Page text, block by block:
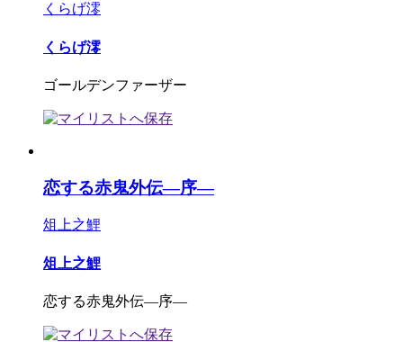
くらげ澪
くらげ澪
ゴールデンファーザー
恋する赤鬼外伝―序―
俎上之鯉
俎上之鯉
恋する赤鬼外伝―序―